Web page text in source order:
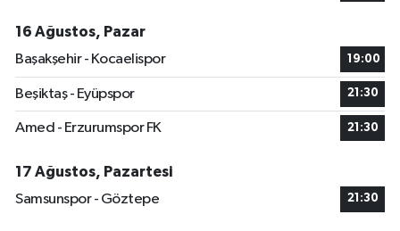
16 Ağustos, Pazar
Başakşehir - Kocaelispor
19:00
Beşiktaş - Eyüpspor 21:30
Amed - Erzurumspor FK 21:30
17 Ağustos, Pazartesi
Samsunspor - Göztepe
21:30